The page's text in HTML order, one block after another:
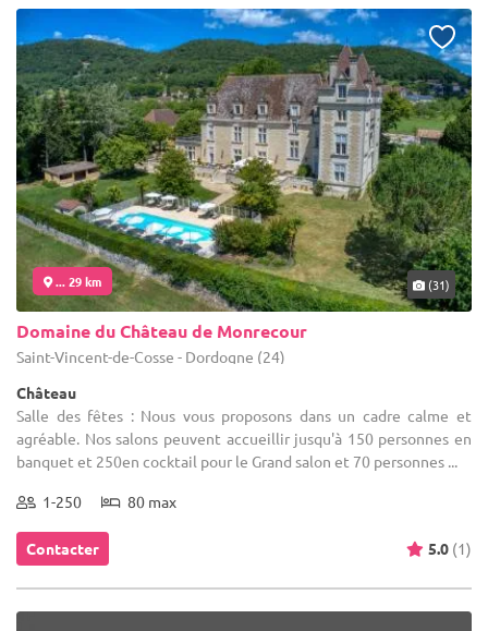
... 29 km (31)
Domaine du Château de Monrecour
Saint-Vincent-de-Cosse - Dordogne (24)
Château
Salle des fêtes : Nous vous proposons dans un cadre calme et
agréable. Nos salons peuvent accueillir jusqu'à 150 personnes en
banquet et 250en cocktail pour le Grand salon et 70 personnes ...
1-250 80 max
Contacter 5.0 (1)